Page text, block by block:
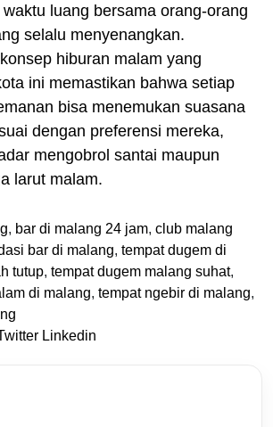
luang bersama orang-orang
selalu menyenangkan.
hiburan malam yang
ini memastikan bahwa setiap
bisa menemukan suasana
dengan preferensi mereka,
mengobrol santai maupun
larut malam.
, bar di malang 24 jam, club malang
bar di malang, tempat dugem di
tutup, tempat dugem malang suhat,
di malang, tempat ngebir di malang,
Linkedin